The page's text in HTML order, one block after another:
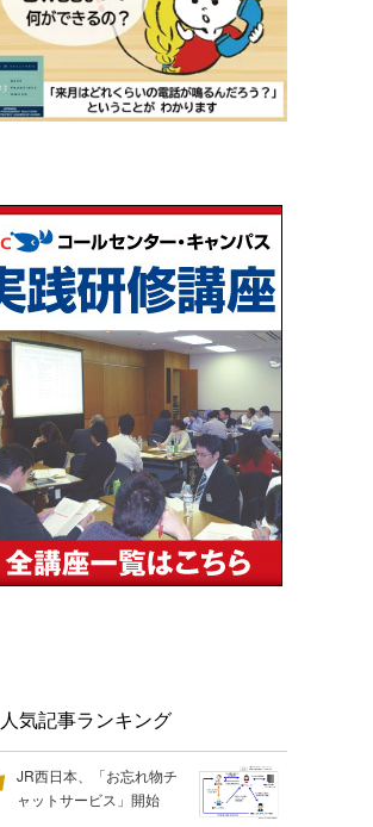
人気記事ランキング
JR西日本、「お忘れ物チ
ャットサービス」開始